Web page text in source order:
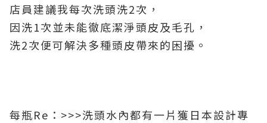
店員建議我每次洗頭洗2次，
因洗1次並未能徹底潔淨頭皮及毛孔，
洗2次便可解決多種頭皮帶來的困擾。
每瓶Re：>>>洗頭水內都有一片獲日本設計專